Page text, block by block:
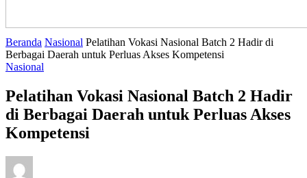
Beranda Nasional Pelatihan Vokasi Nasional Batch 2 Hadir di
Berbagai Daerah untuk Perluas Akses Kompetensi
Nasional
Pelatihan Vokasi Nasional Batch 2 Hadir
di Berbagai Daerah untuk Perluas Akses
Kompetensi